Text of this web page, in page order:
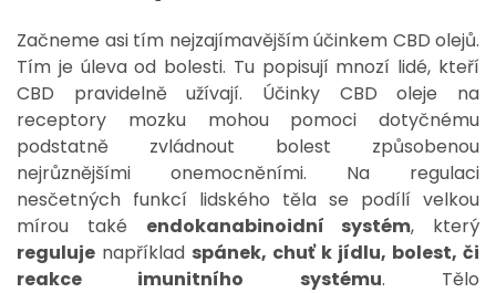
Začneme asi tím nejzajímavějším účinkem CBD olejů.
Tím je úleva od bolesti. Tu popisují mnozí lidé, kteří
CBD pravidelně užívají. Účinky CBD oleje na
receptory mozku mohou pomoci dotyčnému
podstatně zvládnout bolest způsobenou
nejrůznějšími onemocněními. Na regulaci
nesčetných funkcí lidského těla se podílí velkou
mírou také endokanabinoidní systém, který
reguluje například spánek, chuť k jídlu, bolest, či
reakce imunitního systému. Tělo